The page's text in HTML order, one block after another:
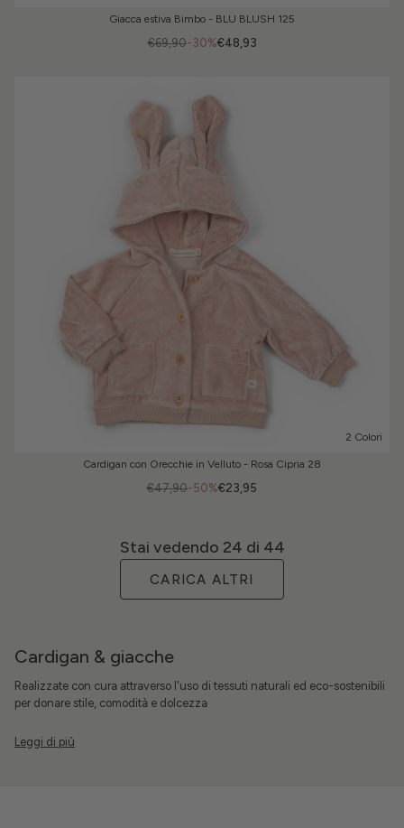
Giacca estiva Bimbo - BLU BLUSH 125
-30%
€69,90 €48,93
2 Colori
Cardigan con Orecchie in Velluto - Rosa Cipria 28
-50%
€47,90 €23,95
Stai vedendo 24 di 44
CARICA ALTRI
Cardigan & giacche
Realizzate con cura attraverso l'uso di tessuti naturali ed eco-sostenibili
per donare stile, comodità e dolcezza